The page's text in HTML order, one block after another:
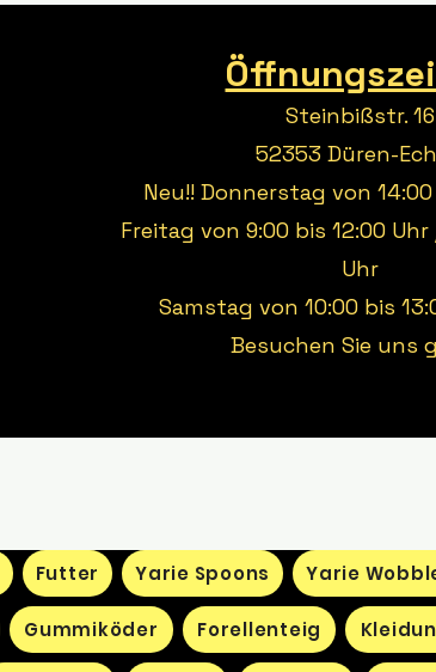
Steinbißstr. 16
52353 Düren-
Neu!! Donnerstag von
Freitag von 9:00 bis 12:00 Uhr
Uhr
Samstag von 10:00 bis
Besuchen Sie uns
Futter Yarie Spoons Yarie
Gummiköder Forellenteig